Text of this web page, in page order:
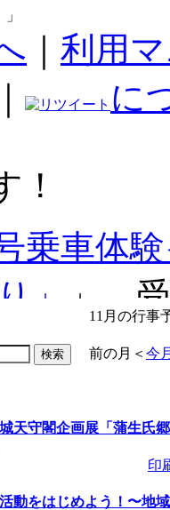
利用
に
！
乗車体
」
」 受
広場「
09～
びる塾
間：～
11月の行事
前の月 ＜ 今
天守閣企画展「蒲生氏郷
印
動をはじめよう！〜地域